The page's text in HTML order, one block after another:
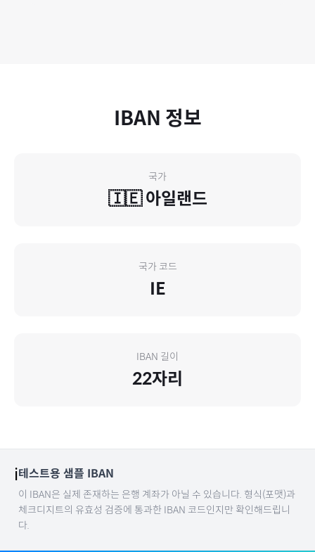
IBAN 정보
국가
🇮🇪 아일랜드
국가 코드
IE
IBAN 길이
22자리
ℹ️테스트용 샘플 IBAN
이 IBAN은 실제 존재하는 은행 계좌가 아닐 수 있습니다. 형식(포맷)과
체크디지트의 유효성 검증에 통과한 IBAN 코드인지만 확인해드립니
다.